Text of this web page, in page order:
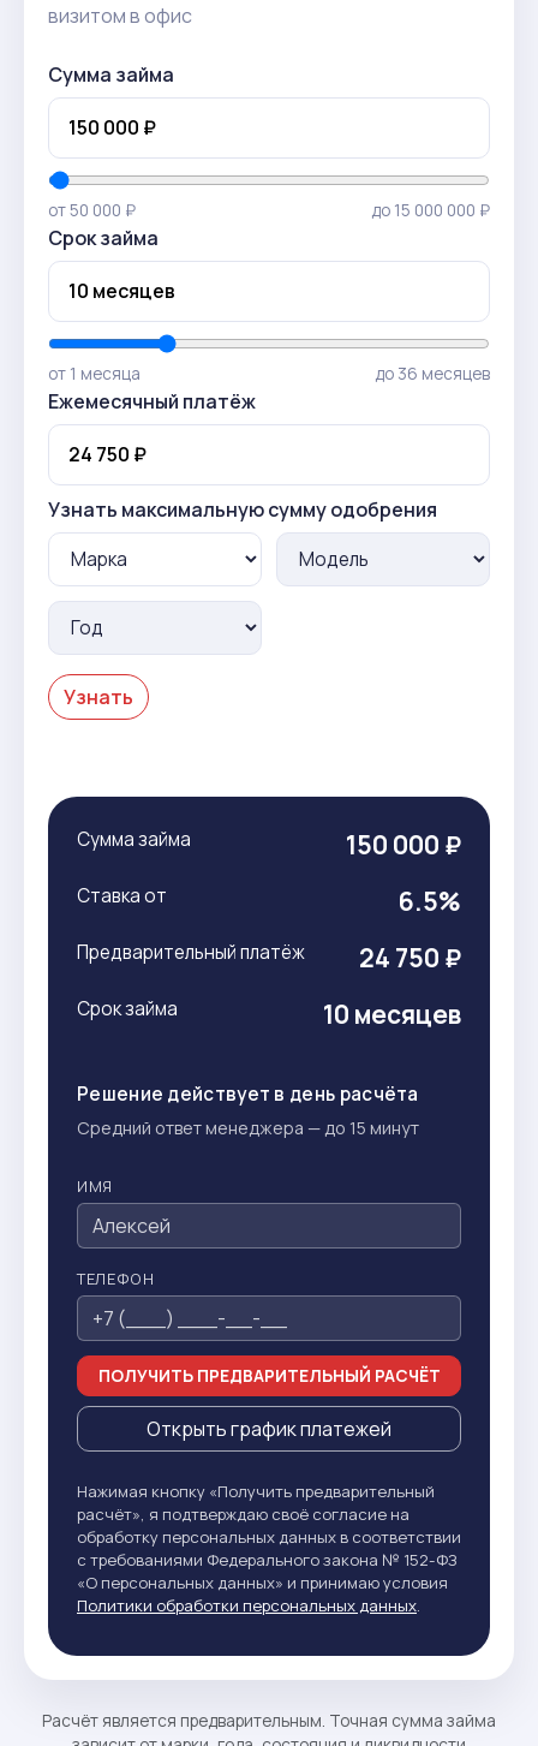
визитом в офис
Сумма займа
от 50 000 ₽ до 15 000 000 ₽
Срок займа
от 1 месяца до 36 месяцев
Ежемесячный платёж
Узнать максимальную сумму одобрения
Узнать
Сумма займа 150 000 ₽
Ставка от 6.5%
Предварительный платёж 24 750 ₽
Срок займа 10 месяцев
Решение действует в день расчёта
Средний ответ менеджера — до 15 минут
ИМЯ
ТЕЛЕФОН
ПОЛУЧИТЬ ПРЕДВАРИТЕЛЬНЫЙ РАСЧЁТ
Открыть график платежей
Нажимая кнопку «Получить предварительный
расчёт», я подтверждаю своё согласие на
обработку персональных данных в соответствии
с требованиями Федерального закона № 152-ФЗ
«О персональных данных» и принимаю условия
Политики обработки персональных данных.
Расчёт является предварительным. Точная сумма займа